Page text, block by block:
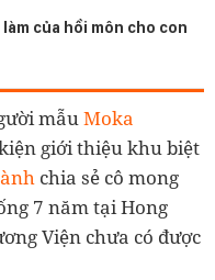
của hồi môn cho con
mẫuMoka
giới thiệu khu biệt
chia sẻ cô mong
7 năm tại Hong
Viện chưa có được